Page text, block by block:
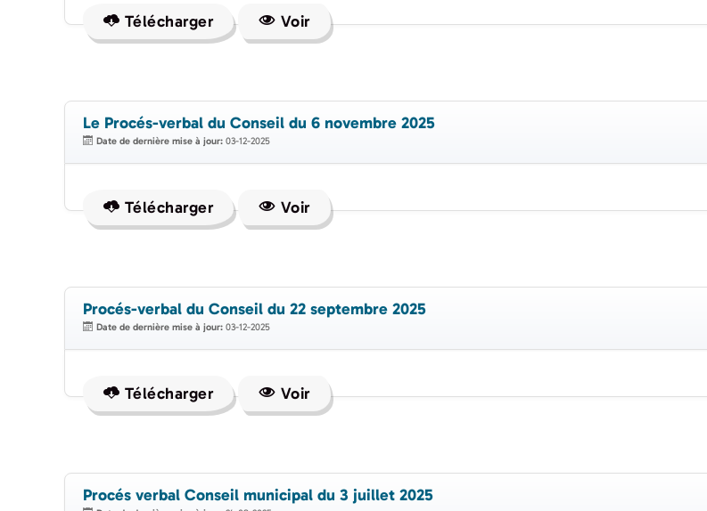
Télécharger Voir
Le Procés-verbal du Conseil du 6 novembre 2025
Date de dernière mise à jour: 03-12-2025
Télécharger Voir
Procés-verbal du Conseil du 22 septembre 2025
Date de dernière mise à jour: 03-12-2025
Télécharger Voir
Procés verbal Conseil municipal du 3 juillet 2025